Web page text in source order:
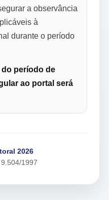
a observância
à
durante o período
período de
ao portal será
2026
1997